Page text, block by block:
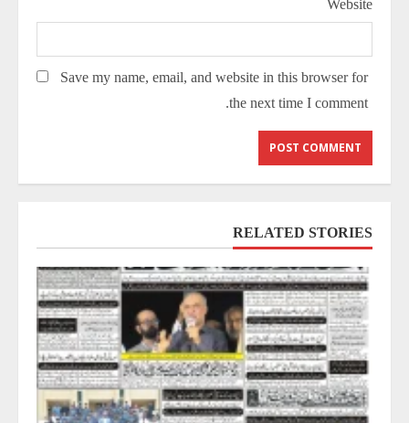
Website
Save my name, email, and website in this browser for
the next time I comment.
RELATED STORIES